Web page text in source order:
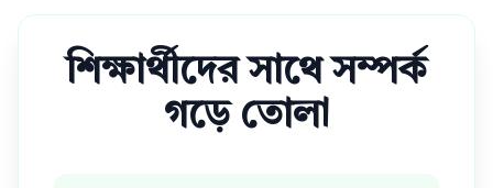
শিক্ষার্থীদের সাথে সম্পর্ক
গড়ে তোলা